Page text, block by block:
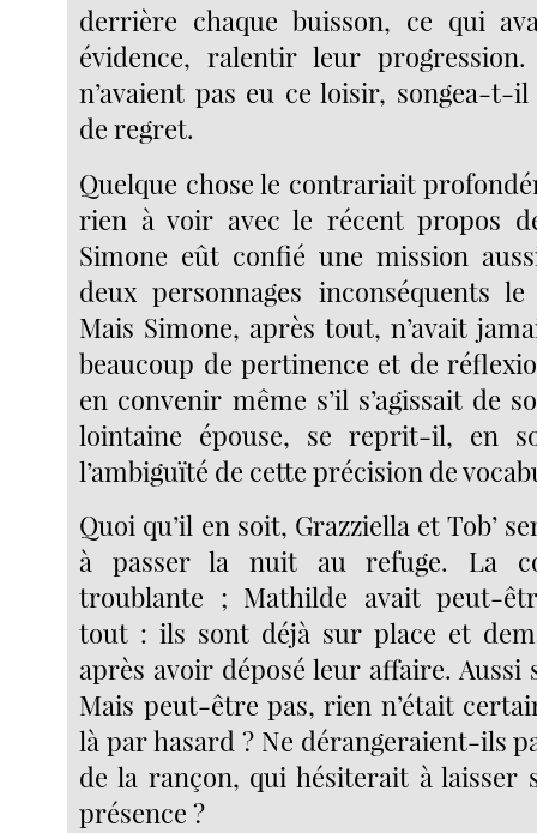
derrière chaque buisson, ce qui
évidence, ralentir leur
n’avaient pas eu ce loisir, songea-t-
de regret.
Quelque chose le contrariait
rien à voir avec le récent propos
Simone eût confié une mission
deux personnages inconséquents
Mais Simone, après tout, n’avait
beaucoup de pertinence et de
en convenir même s’il s’agissait de
lointaine épouse, se reprit-il, en
l’ambiguïté de cette précision de
Quoi qu’il en soit, Grazziella et Tob’
à passer la nuit au refuge. La
troublante ; Mathilde avait peut-
tout : ils sont déjà sur place et
après avoir déposé leur affaire. Aussi
Mais peut-être pas, rien n’était
là par hasard ? Ne dérangeraient-ils
de la rançon, qui hésiterait à laisser
présence ?